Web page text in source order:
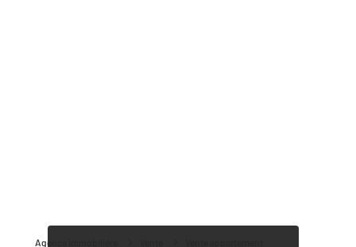
Agence immobilière